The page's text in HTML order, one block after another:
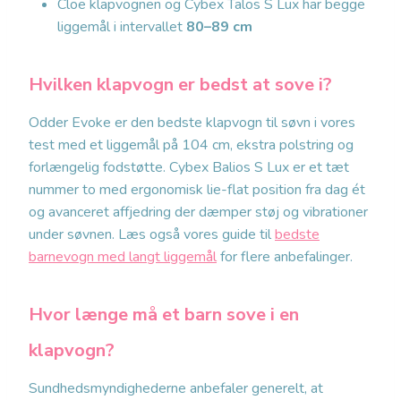
Cloe klapvognen og Cybex Talos S Lux har begge
liggemål i intervallet 80–89 cm
Hvilken klapvogn er bedst at sove i?
Odder Evoke er den bedste klapvogn til søvn i vores
test med et liggemål på 104 cm, ekstra polstring og
forlængelig fodstøtte. Cybex Balios S Lux er et tæt
nummer to med ergonomisk lie-flat position fra dag ét
og avanceret affjedring der dæmper støj og vibrationer
under søvnen. Læs også vores guide tilbedste
barnevogn med langt liggemålfor flere anbefalinger.
Hvor længe må et barn sove i en
klapvogn?
Sundhedsmyndighederne anbefaler generelt, at